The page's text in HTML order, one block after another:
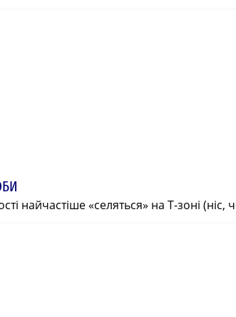
найчастіше «селяться» на Т-зоні